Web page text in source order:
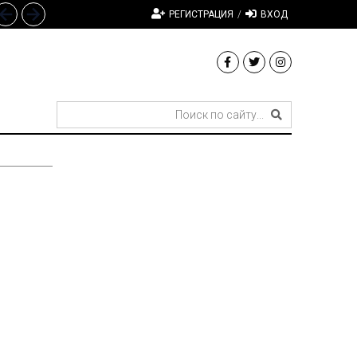
РЕГИСТРАЦИЯ / ВХОД